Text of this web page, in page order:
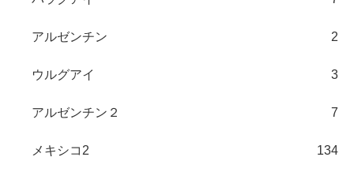
アルゼンチン 2
ウルグアイ 3
アルゼンチン２ 7
メキシコ2 134